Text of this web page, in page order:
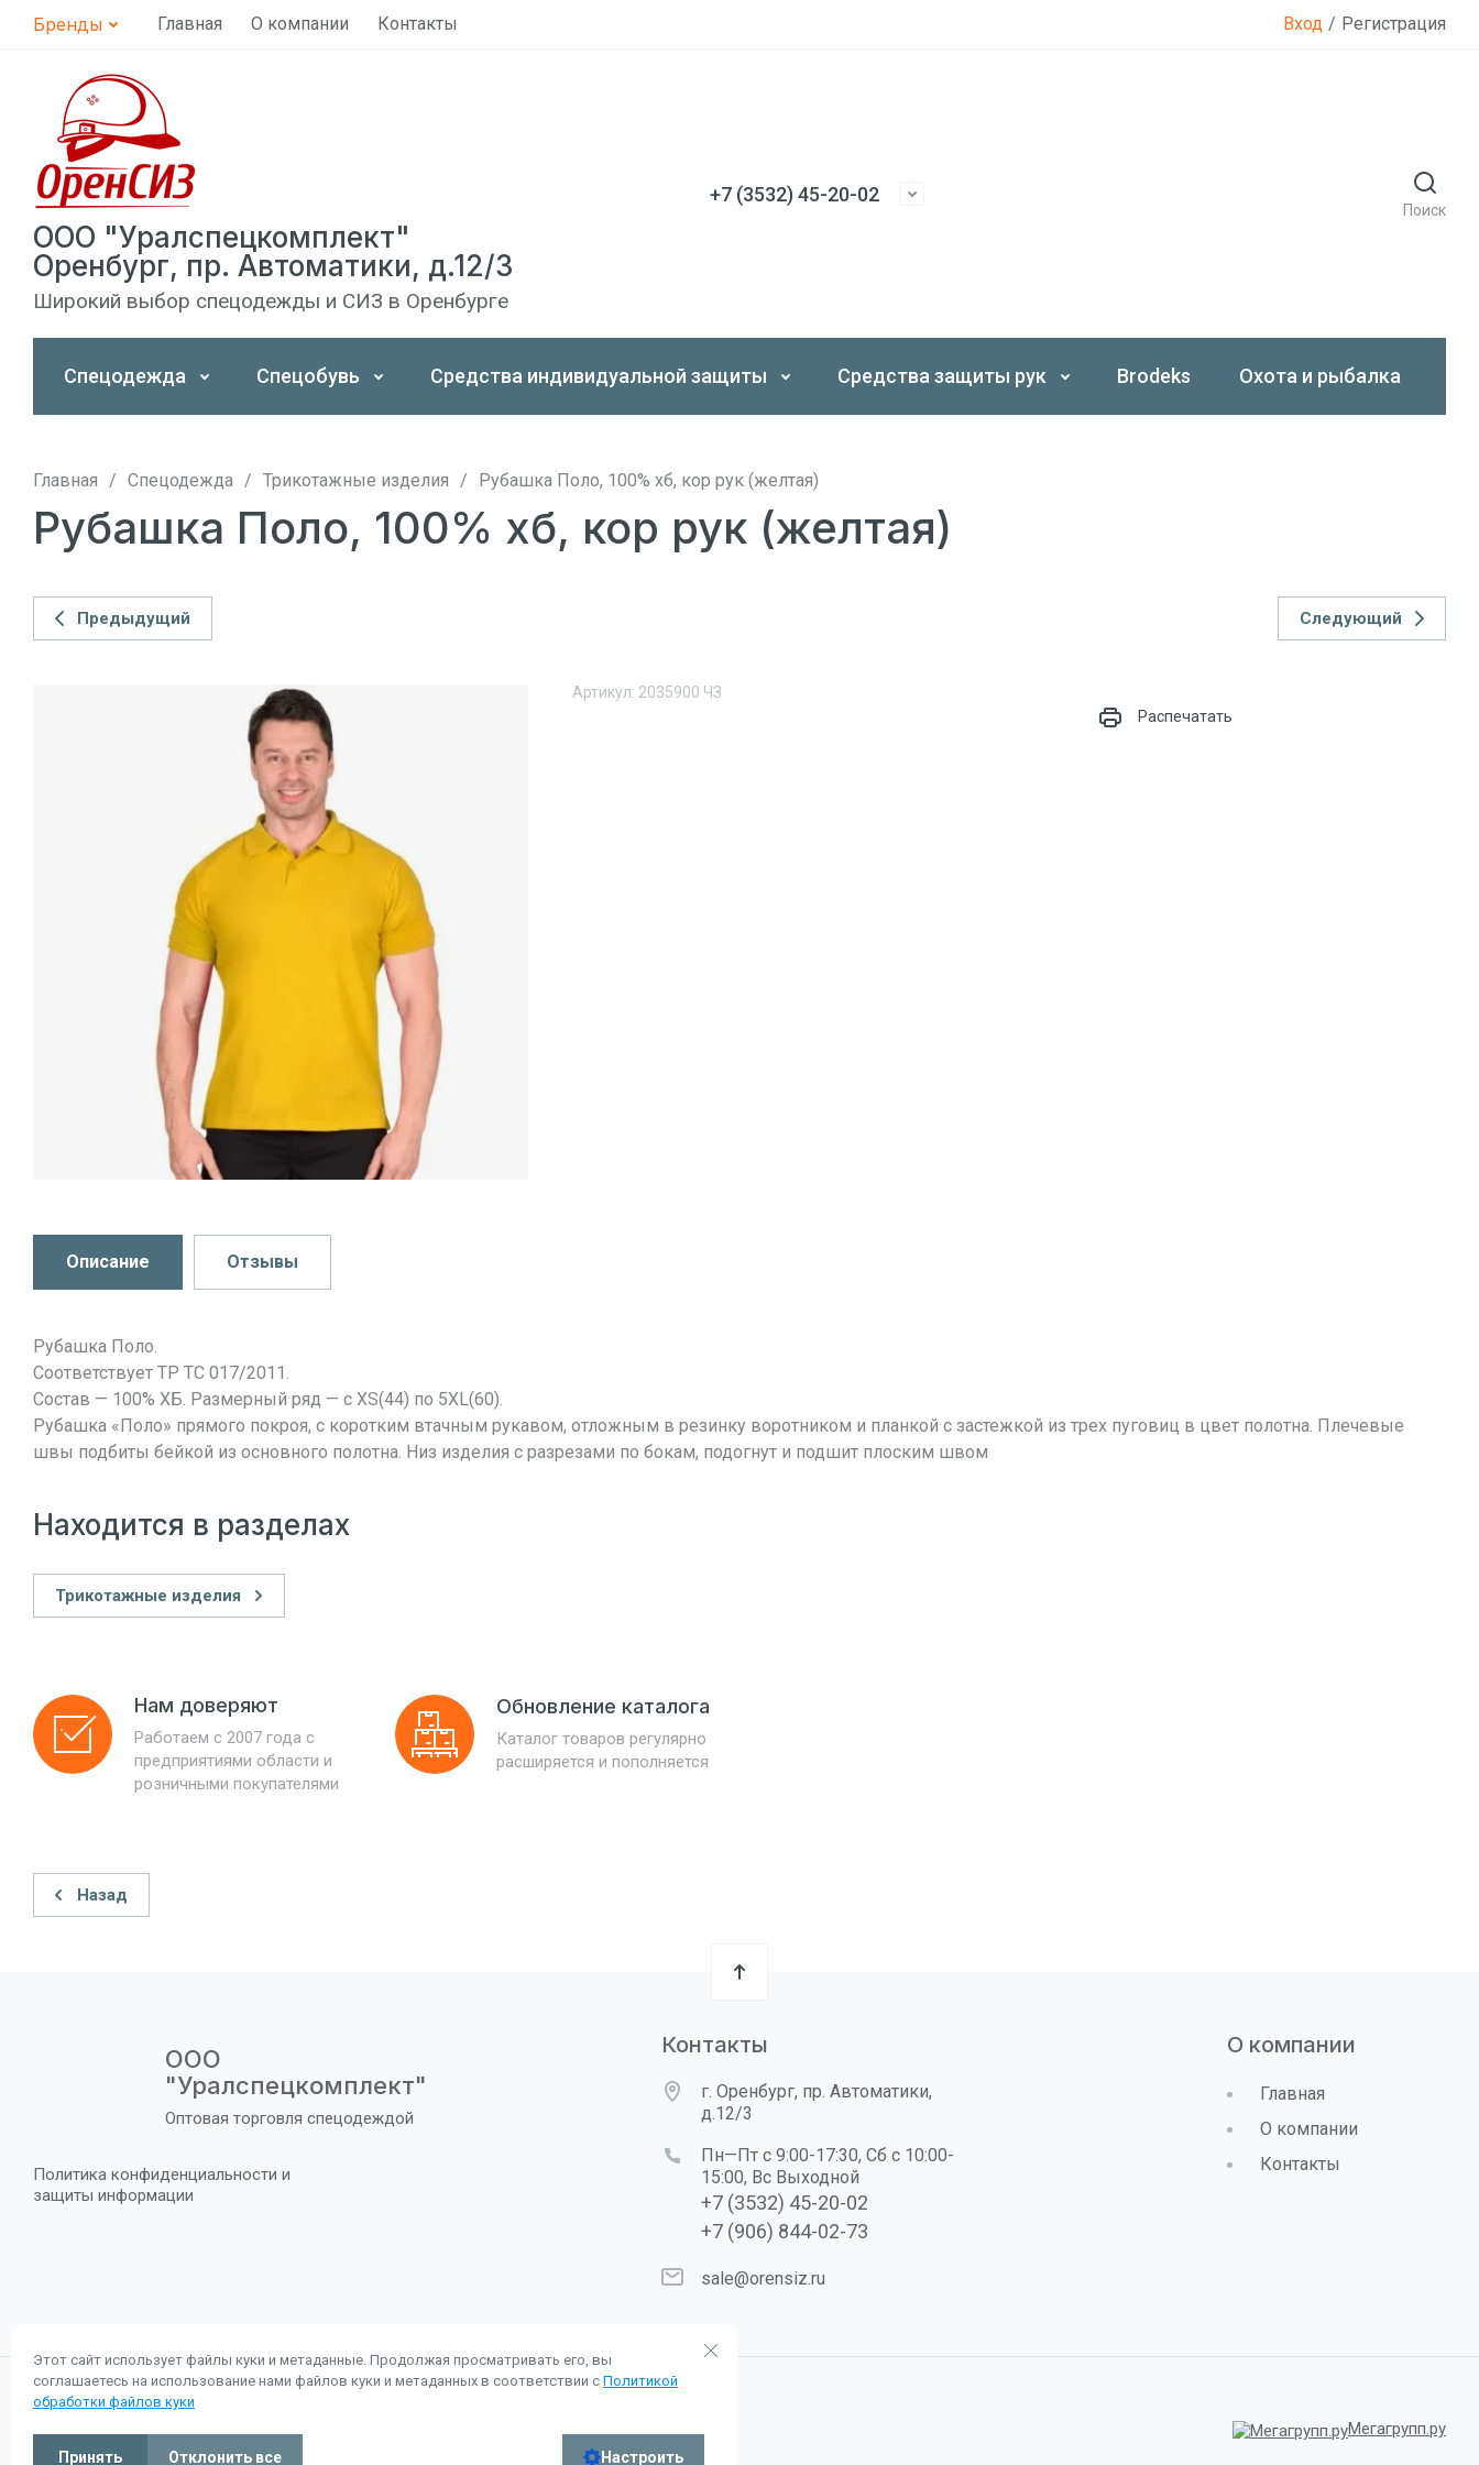
Бренды Главная О компании Контакты Вход / Регистрация
ООО "Уралспецкомплект"
Оренбург, пр. Автоматики, д.12/3
Широкий выбор спецодежды и СИЗ в Оренбурге
+7 (3532) 45-20-02
Поиск
Спецодежда Спецобувь Средства индивидуальной защиты Средства защиты рук Brodeks Охота и рыбалка
Главная / Спецодежда / Трикотажные изделия / Рубашка Поло, 100% хб, кор рук (желтая)
Рубашка Поло, 100% хб, кор рук (желтая)
Предыдущий Следующий
Артикул: 2035900 ЧЗ
Распечатать
Описание Отзывы
Рубашка Поло.
Соответствует ТР ТС 017/2011.
Состав — 100% ХБ. Размерный ряд — с XS(44) по 5XL(60).
Рубашка «Поло» прямого покроя, с коротким втачным рукавом, отложным в резинку воротником и планкой с застежкой из трех пуговиц в цвет полотна. Плечевые
швы подбиты бейкой из основного полотна. Низ изделия с разрезами по бокам, подогнут и подшит плоским швом
Находится в разделах
Трикотажные изделия
Нам доверяют
Работаем с 2007 года с
предприятиями области и
розничными покупателями
Обновление каталога
Каталог товаров регулярно
расширяется и пополняется
Назад
ООО
"Уралспецкомплект"
Оптовая торговля спецодеждой
Политика конфиденциальности и
защиты информации
Контакты
г. Оренбург, пр. Автоматики,
д.12/3
Пн—Пт с 9:00-17:30, Сб с 10:00-
15:00, Вс Выходной
+7 (3532) 45-20-02
+7 (906) 844-02-73
sale@orensiz.ru
О компании
Главная
О компании
Контакты
2025 - 2026 ООО "Уралспецкомплект"
ОГРН:1075658007480
Политика конфиденциальности
Мегагрупп.ру
Этот сайт использует файлы куки и метаданные. Продолжая просматривать его, вы
соглашаетесь на использование нами файлов куки и метаданных в соответствии с Политикой
обработки файлов куки
Принять Отклонить все Настроить